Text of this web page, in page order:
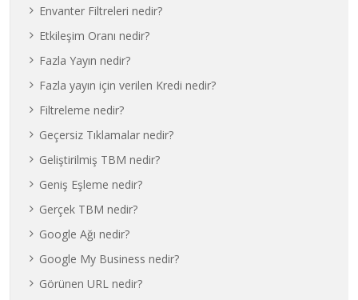
Envanter Filtreleri nedir?
Etkileşim Oranı nedir?
Fazla Yayın nedir?
Fazla yayın için verilen Kredi nedir?
Filtreleme nedir?
Geçersiz Tıklamalar nedir?
Geliştirilmiş TBM nedir?
Geniş Eşleme nedir?
Gerçek TBM nedir?
Google Ağı nedir?
Google My Business nedir?
Görünen URL nedir?